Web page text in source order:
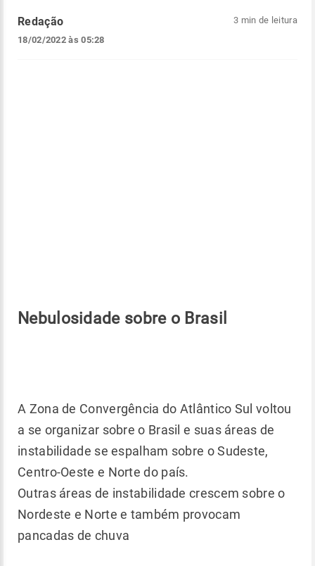
Redação
18/02/2022 às 05:28
3 min de leitura
Nebulosidade sobre o Brasil
A Zona de Convergência do Atlântico Sul voltou
a se organizar sobre o Brasil e suas áreas de
instabilidade se espalham sobre o Sudeste,
Centro-Oeste e Norte do país.
Outras áreas de instabilidade crescem sobre o
Nordeste e Norte e também provocam
pancadas de chuva